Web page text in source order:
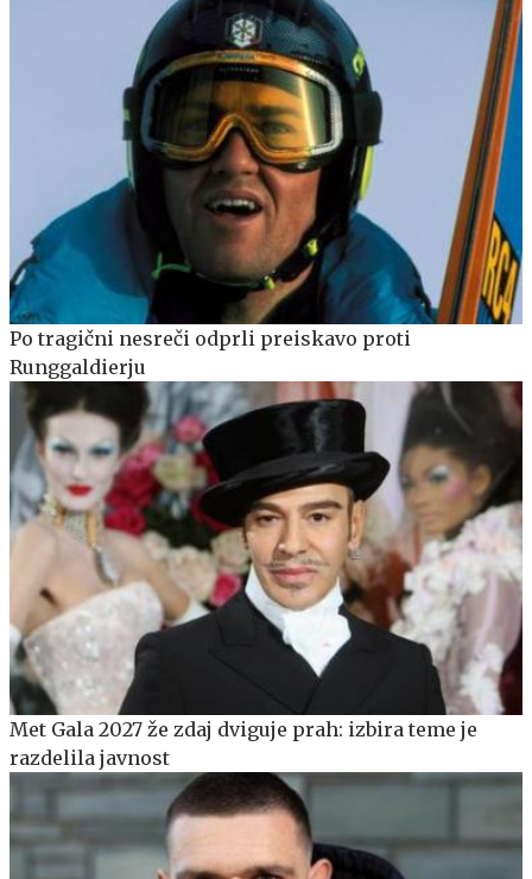
Po tragični nesreči odprli preiskavo proti
Runggaldierju
Met Gala 2027 že zdaj dviguje prah: izbira teme je
razdelila javnost